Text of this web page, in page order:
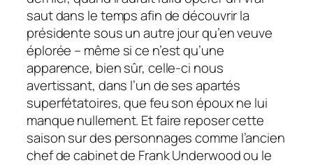
saut dans le temps afin de découvrir la
présidente sous un autre jour qu’en veuve
éplorée – même si ce n’est qu’une
apparence, bien sûr, celle-ci nous
avertissant, dans l’un de ses apartés
superfétatoires, que feu son époux ne lui
manque nullement. Et faire reposer cette
saison sur des personnages comme l’ancien
chef de cabinet de Frank Underwood ou le